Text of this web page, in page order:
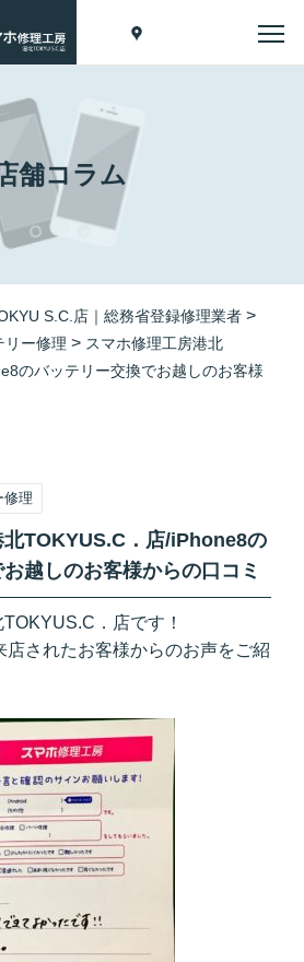
舗コラム
S.C.店｜総務省登録修理業者 >
リー修理 > スマホ修理工房港北
のバッテリー交換でお越しのお客様
修理
北TOKYUS.C．店/iPhone8の
越しのお客様からの口コミ
．店です！
店されたお客様からのお声をご紹